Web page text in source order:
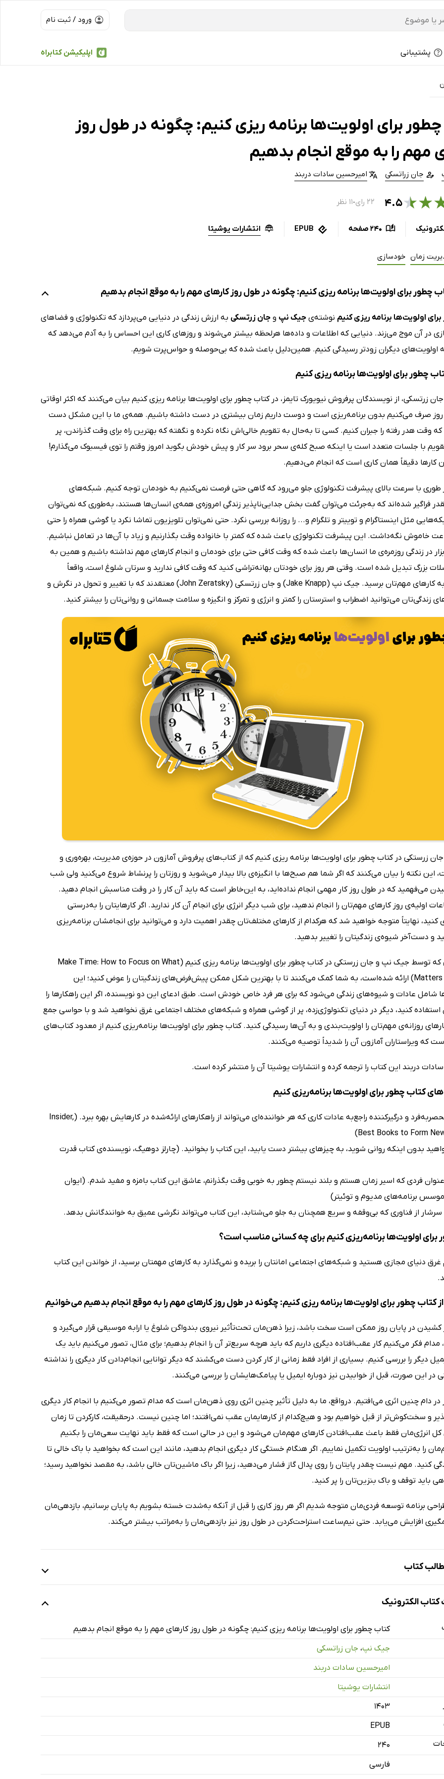
ورود / ثبت نام
اپلیکیشن کتابراه پشتیبانی
برای اولویت‌ها برنامه ریزی کنیم: چگونه در طول روز
مهم‌ را به موقع انجام بدهیم
جان زراتسکی امیرحسین سادات دربند
★
★۴.۵ ۲۲ رای ● ۱۱ نظر
240 صفحه EPUB انتشارات یوشیتا
زمان خودسازی
چطور برای اولویت‌ها برنامه ریزی کنیم: چگونه در طول روز کارهای مهم‌ را به موقع انجام بدهیم
اولویت‌ها برنامه ریزی کنیم نوشته‌ی جیک نپ و جان زرتسکی به ارزش زندگی در دنیایی می‌پردازد که تکنولوژی و فضاهای
در آن موج می‌زند. دنیایی که اطلاعات و داده‌ها هرلحظه بیشتر می‌شوند و روزهای کاری این احساس را به آدم می‌دهد که
به اولویت‌های دیگران زودتر رسیدگی کنیم. همین‌دلیل باعث شده که بی‌حوصله و حواس‌پرت شویم.
چطور برای اولویت‌ها برنامه ریزی کنیم
زرتسکی، از نویسندگان پرفروش نیویورک تایمز، در کتاب چطور برای اولویت‌ها برنامه ریزی کنیم بیان می‌کنند که اکثر اوقاتی
صرف می‌کنیم بدون برنامه‌ریزی است و دوست داریم زمان بیشتری در دست داشته باشیم. همه‌ی ما با این مشکل دست
که وقت هدر رفته را جبران کنیم. کسی تا به‌حال به تقویم خالی‌اش نگاه نکرده و نگفته که بهترین راه برای وقت گذراندن، پر
با جلسات متعدد است یا اینکه صبح کله‌ی سحر برود سر کار و پیش خودش بگوید امروز وقتم را توی فیسبوک می‌گذارم!
کارها دقیقاً همان کاری است که انجام می‌دهیم.
طوری با سرعت بالای پیشرفت تکنولوژی جلو می‌رود که گاهی حتی فرصت نمی‌کنیم به خودمان توجه کنیم. شبکه‌های
فراگیر شده‌‌اند که به‌جرئت می‌توان گفت بخش جدایی‌ناپذیر زندگی امروزه‌ی همه‌ی انسان‌ها هستند، به‌طوری که نمی‌توان
مثل اینستاگرام و توییتر و تلگرام و... را روزانه بررسی نکرد. حتی نمی‌توان تلویزیون تماشا نکرد یا گوشی همراه را حتی
خاموش نگه‌داشت. این پیشرفت تکنولوژی باعث شده که کمتر با خانواده وقت بگذارنیم و زیاد با آن‌ها در تعامل نباشیم.
در زندگی روزمره‌ی ما انسان‌ها باعث شده که وقت کافی حتی برای خودمان و انجام کارهای مهم نداشته باشیم و همین به
بزرگ تبدیل شده است. وقتی هر روز برای خودتان بهانه‌تراشی کنید که وقت کافی ندارید و سرتان شلوغ است، واقعاً
نمی‌توانید به کارهای مهم‌تان برسید. جیک نپ (Jake Knapp) و جان زرتسکی (John Zeratsky) معتقدند که با تغییر و تحول در نگرش و
می‌توانید اضطراب و استرستان را کمتر و انرژی و تمرکز و انگیزه و سلامت جسمانی و روانی‌تان را بیشتر کنید.
زرستکی در کتاب چطور برای اولویت‌ها برنامه ریزی کنیم که از کتاب‌های پرفروش آمازون در حوزه‌ی مدیریت، بهره‌وری و
این نکته را بیان می‌کنند که اگر شما هم صبح‌ها با انگیزه‌ی بالا بیدار می‌شوید و روزتان را پرنشاط شروع می‌کنید ولی شب
می‌فهمید که در طول روز کار مهمی انجام نداده‌اید، به این‌خاطر است که باید آن کار را در وقت مناسبش انجام دهید.
اولیه‌ی روز کارهای مهم‌تان را انجام ندهید، برای شب دیگر انرژی برای انجام آن کار ندارید. اگر کارهایتان را به‌درستی
کنید، نهایتاً متوجه خواهید شد که هرکدام از کارهای مختلف‌تان چقدر اهمیت دارد و می‌توانید برای انجامشان برنامه‌ریزی
و دست‌آخر شیوه‌ی زندگیتان را تغییر بدهید.
راهکارهایی که توسط جیک نپ و جان زرستکی در کتاب چطور برای اولویت‌ها برنامه ریزی کنیم (Make Time: How to Focus on What
Matters Every Day) ارائه شده‌است، به شما کمک می‌کنند تا با بهترین شکل ممکن پیش‌فرض‌های زندگیتان را عوض کنید؛ این
عادات و شیوه‌های زندگی می‌شود که برای هر فرد خاص خودش است. طبق ادعای این دو نویسنده، اگر این راهکارها را
استفاده کنید، دیگر در دنیای تکنولوژی‌زده، پر از گوشی همراه و شبکه‌های مختلف اجتماعی غرق نخواهید شد و با حواسی جمع
روزانه‌ی مهم‌تان را اولویت‌بندی و به آن‌ها رسیدگی کنید. کتاب چطور برای اولویت‌ها برنامه‌ریزی کنیم از معدود کتاب‌های
که ویراستاران آمازون آن را شدیداً توصیه می‌کنند.
دربند این کتاب را ترجمه کرده و انتشارات یوشیتا آن را منتشر کرده است.
کتاب چطور برای اولویت‌ها برنامه‌ریزی کنیم
کتابی منحصربه‌فرد و درگیرکننده راجع‌به عادات کاری که هر خواننده‌ای می‌تواند از راهکارهای ارائه‌شده در کارهایش بهره ببرد. (Insider,
Best Books to Form
بدون اینکه روانی شوید، به چیزهای بیشتر دست یابید، این کتاب را بخوانید. (چارلز دوهیگ،‌ نویسنده‌ی کتاب قدرت
فردی که اسیر زمان هستم و بلند نیستم چطور به خوبی وقت بگذرانم، عاشق این کتاب بامزه و مفید شدم. (ایوان
موسس برنامه‌های مدیوم و توئیتر)
سرشار از فناوری که بی‌وقفه و سریع همچنان به جلو می‌شتابد، این کتاب می‌تواند نگرشی عمیق به خوانندگانش بدهد.
برای اولویت‌ها برنامه‌ریزی کنیم برای چه کسانی مناسب است؟
دنیای مجازی هستید و شبکه‌های اجتماعی امانتان را بریده و نمی‌گذارد به کارهای مهمتان برسید، از خواندن این کتاب
کتاب چطور برای اولویت‌ها برنامه ریزی کنیم: چگونه در طول روز کارهای مهم‌ را به موقع انجام بدهیم می‌خوانیم
کشیدن در پایان روز ممکن است سخت باشد، زیرا ذهن‌مان تحت‌تأثیر نیروی بند‌واگن شلوغ یا ارابه موسیقی قرار می‌گیرد و
مدام فکر می‌کنیم کار عقب‌افتاده دیگری داریم که باید هرچه سریع‌تر آن را انجام بدهیم؛ برای مثال، تصور می‌کنیم باید یک
دیگر را بررسی کنیم. بسیاری از افراد فقط زمانی از کار کردن دست می‌کشند که دیگر توانایی انجام‌دادن کار دیگری را نداشته
در این صورت، قبل از خوابیدن نیز دوباره ایمیل یا پیامک‌هایشان را بررسی می‌کنند.
در دام چنین اثری می‌افتیم. در‌واقع، ما به دلیل تأثیر چنین اثری روی ذهن‌مان است که مدام تصور می‌کنیم با انجام کار دیگری
و سخت‌کوش‌تر از قبل خواهیم بود و هیچ‌کدام از کارهایمان عقب نمی‌افتند؛ اما چنین نیست. در‌حقیقت، کارکردن تا زمان
انرژی‌مان فقط باعث عقب‌افتادن کارهای مهم‌مان‌ می‌شود و این در حالی است که فقط باید نهایت سعی‌مان را بکنیم
را به‌ترتیب اولویت تکمیل نماییم. اگر هنگام خستگی کار دیگری انجام بدهید، مانند این است که بخواهید با باک خالی تا
کنید. مهم نیست چقدر پایتان را روی پدال گاز فشار می‌دهید، زیرا اگر باک ماشین‌تان خالی باشد، به مقصد نخواهید رسید؛
باید توقف و باک بنزین‌تان را پر کنید.
برنامه توسعه فردی‌مان متوجه شدیم اگر هر روز کاری را قبل از آنکه به‌شدت خسته بشویم به پایان برسانیم، بازدهی‌مان
افزایش می‌یابد. حتی نیم‌ساعت استراحت‌کردن در طول روز نیز بازدهی‌مان را به‌مراتب بیشتر می‌کند.
کتاب
برای کارهای مهم روزانه
تعیین کارهای مهم روزانه
تمرکز
باشید
تماشای برنامه‌های تلویزیون لذت ببرید
الکترونیک
کتاب چطور برای اولویت‌ها برنامه ریزی کنیم: چگونه در طول روز کارهای مهم‌ را به موقع انجام بدهیم
جیک نپ، جان زراتسکی
امیرحسین سادات دربند
انتشارات یوشیتا
۱۴۰۳
EPUB
240
فارسی